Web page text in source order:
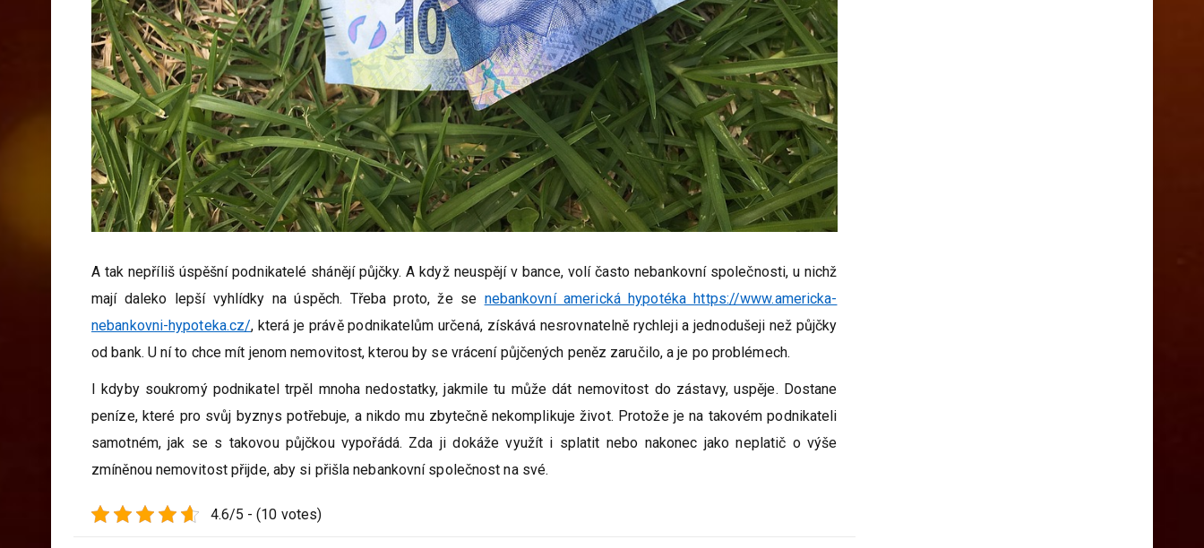
A tak nepříliš úspěšní podnikatelé shánějí půjčky. A když neuspějí v bance, volí často nebankovní společnosti, u nichž
mají daleko lepší vyhlídky na úspěch. Třeba proto, že se nebankovní americká hypotéka https://www.americka-
nebankovni-hypoteka.cz/, která je právě podnikatelům určená, získává nesrovnatelně rychleji a jednodušeji než půjčky
od bank. U ní to chce mít jenom nemovitost, kterou by se vrácení půjčených peněz zaručilo, a je po problémech.
I kdyby soukromý podnikatel trpěl mnoha nedostatky, jakmile tu může dát nemovitost do zástavy, uspěje. Dostane
peníze, které pro svůj byznys potřebuje, a nikdo mu zbytečně nekomplikuje život. Protože je na takovém podnikateli
samotném, jak se s takovou půjčkou vypořádá. Zda ji dokáže využít i splatit nebo nakonec jako neplatič o výše
zmíněnou nemovitost přijde, aby si přišla nebankovní společnost na své.
4.6/5 - (10 votes)